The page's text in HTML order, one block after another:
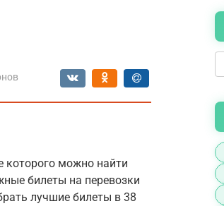
которого можно найти
билеты на перевозки
лучшие билеты в 38